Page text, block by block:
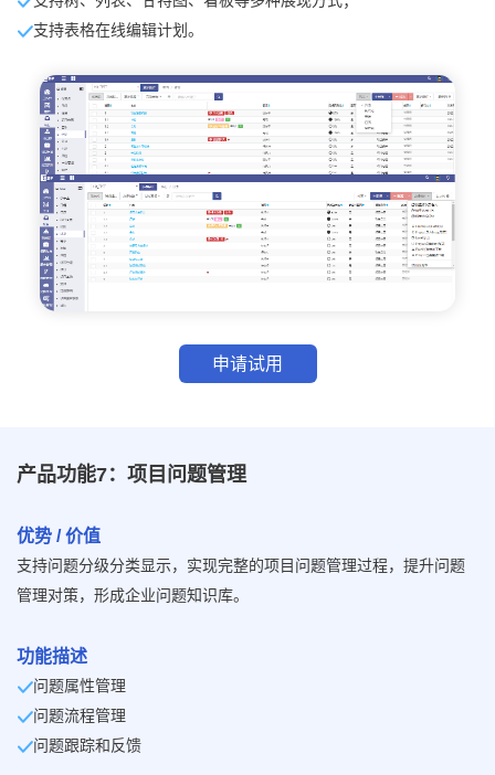
支持表格在线编辑计划。
申请试用
产品功能7：项目问题管理
优势 / 价值
支持问题分级分类显示，实现完整的项目问题管理过程，提升问题
管理对策，形成企业问题知识库。
功能描述
问题属性管理
问题流程管理
问题跟踪和反馈